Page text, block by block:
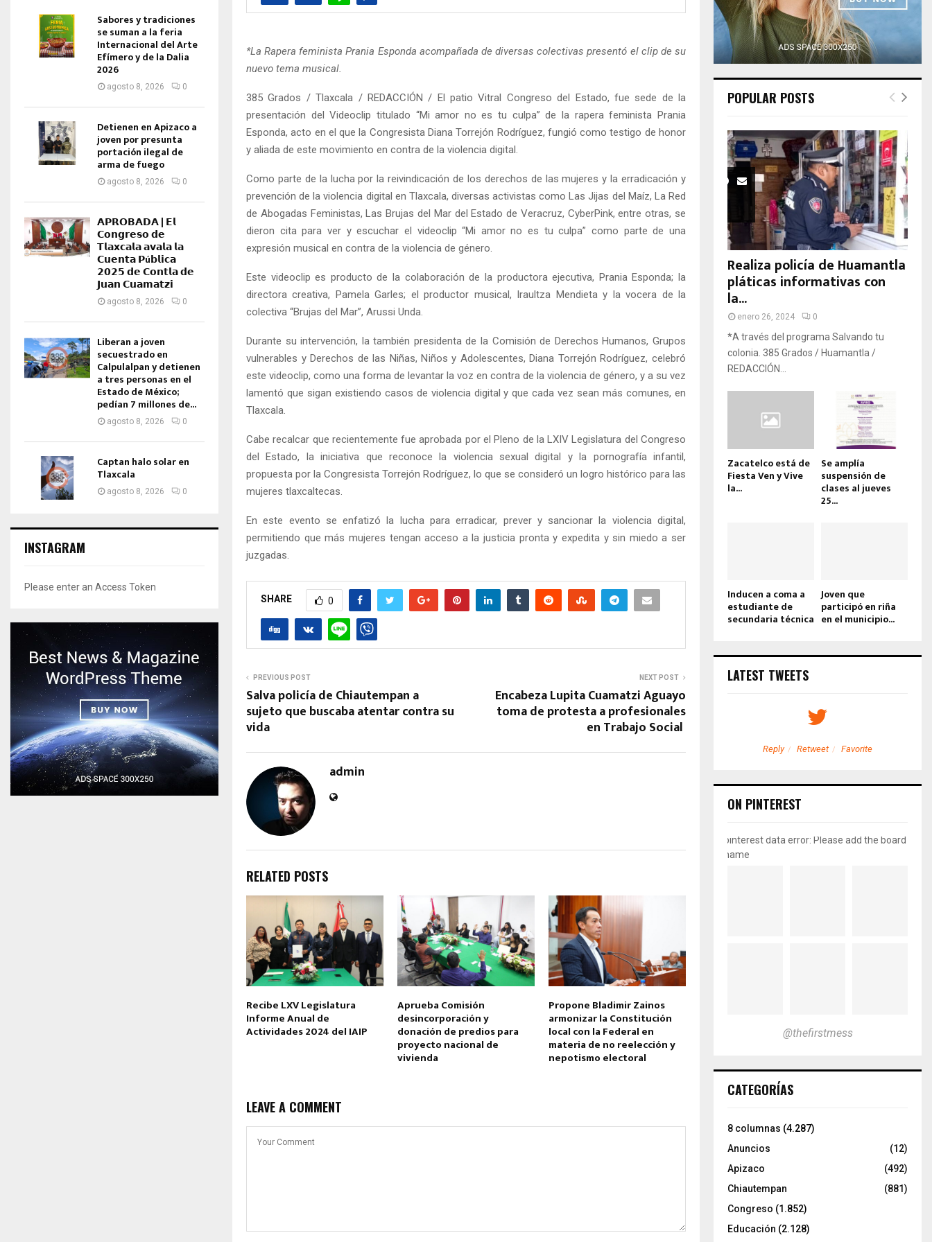
*La Rapera feminista Prania Esponda acompañada de diversas colectivas presentó el clip de su
nuevo tema musical.
385 Grados / Tlaxcala / REDACCIÓN / El patio Vitral Congreso del Estado, fue sede de la
presentación del Videoclip titulado “Mi amor no es tu culpa” de la rapera feminista Prania
Esponda, acto en el que la Congresista Diana Torrejón Rodríguez, fungió como testigo de honor
y aliada de este movimiento en contra de la violencia digital.
Como parte de la lucha por la reivindicación de los derechos de las mujeres y la erradicación y
prevención de la violencia digital en Tlaxcala, diversas activistas como Las Jijas del Maíz, La Red
de Abogadas Feministas, Las Brujas del Mar del Estado de Veracruz, CyberPink, entre otras, se
dieron cita para ver y escuchar el videoclip “Mi amor no es tu culpa” como parte de una
expresión musical en contra de la violencia de género.
Este videoclip es producto de la colaboración de la productora ejecutiva, Prania Esponda; la
directora creativa, Pamela Garles; el productor musical, Iraultza Mendieta y la vocera de la
colectiva “Brujas del Mar”, Arussi Unda.
Durante su intervención, la también presidenta de la Comisión de Derechos Humanos, Grupos
vulnerables y Derechos de las Niñas, Niños y Adolescentes, Diana Torrejón Rodríguez, celebró
este videoclip, como una forma de levantar la voz en contra de la violencia de género, y a su vez
lamentó que sigan existiendo casos de violencia digital y que cada vez sean más comunes, en
Tlaxcala.
Cabe recalcar que recientemente fue aprobada por el Pleno de la LXIV Legislatura del Congreso
del Estado, la iniciativa que reconoce la violencia sexual digital y la pornografía infantil,
propuesta por la Congresista Torrejón Rodríguez, lo que se consideró un logro histórico para las
mujeres tlaxcaltecas.
En este evento se enfatizó la lucha para erradicar, prever y sancionar la violencia digital,
permitiendo que más mujeres tengan acceso a la justicia pronta y expedita y sin miedo a ser
juzgadas.
SHARE 0
PREVIOUS POST
Salva policía de Chiautempan a
sujeto que buscaba atentar contra su
vida
NEXT POST
Encabeza Lupita Cuamatzi Aguayo
toma de protesta a profesionales
en Trabajo Social
admin
RELATED POSTS
Recibe LXV Legislatura
Informe Anual de
Actividades 2024 del IAIP
Aprueba Comisión
desincorporación y
donación de predios para
proyecto nacional de
vivienda
Propone Bladimir Zainos
armonizar la Constitución
local con la Federal en
materia de no reelección y
nepotismo electoral
LEAVE A COMMENT
Sabores y tradiciones
se suman a la feria
Internacional del Arte
Efímero y de la Dalia
2026
agosto 8, 2026 0
Detienen en Apizaco a
joven por presunta
portación ilegal de
arma de fuego
agosto 8, 2026 0
𝗔𝗣𝗥𝗢𝗕𝗔𝗗𝗔 | 𝗘𝗹
𝗖𝗼𝗻𝗴𝗿𝗲𝘀𝗼 𝗱𝗲
𝗧𝗹𝗮𝘅𝗰𝗮𝗹𝗮 𝗮𝘃𝗮𝗹𝗮 𝗹𝗮
𝗖𝘂𝗲𝗻𝘁𝗮 𝗣ú𝗯𝗹𝗶𝗰𝗮
𝟮𝟬𝟮𝟱 𝗱𝗲 𝗖𝗼𝗻𝘁𝗹𝗮 𝗱𝗲
𝗝𝘂𝗮𝗻 𝗖𝘂𝗮𝗺𝗮𝘁𝘇𝗶
agosto 8, 2026 0
Liberan a joven
secuestrado en
Calpulalpan y detienen
a tres personas en el
Estado de México;
pedían 7 millones de...
agosto 8, 2026 0
Captan halo solar en
Tlaxcala
agosto 8, 2026 0
INSTAGRAM
Please enter an Access Token
POPULAR POSTS
Realiza policía de Huamantla
pláticas informativas con
la...
enero 26, 2024 0
*A través del programa Salvando tu
colonia. 385 Grados / Huamantla /
REDACCIÓN...
Zacatelco está de
Fiesta Ven y Vive
la...
Se amplía
suspensión de
clases al jueves
25...
Inducen a coma a
estudiante de
secundaria técnica
Joven que
participó en riña
en el municipio...
LATEST TWEETS
Reply Retweet Favorite
ON PINTEREST
pinterest data error: Please add the board
name
@thefirstmess
CATEGORÍAS
8 columnas (4.287)
Anuncios
(12)
Apizaco
(492)
Chiautempan
(881)
Congreso (1.852)
Educación (2.128)